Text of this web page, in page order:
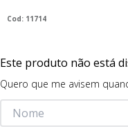
: 11714
Este produto não está
Quero que me avisem